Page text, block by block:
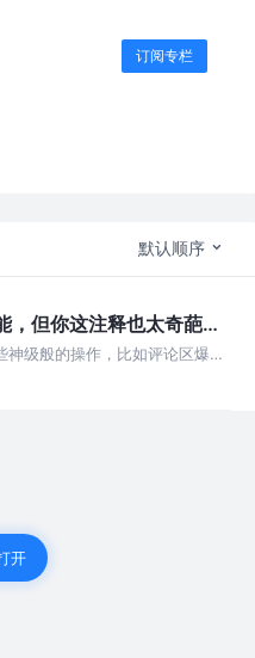
订阅专栏
默认顺序
，但你这注释也太奇葩了
神级般的操作，比如评论区爆
，再比如今天分享的关于代码
开